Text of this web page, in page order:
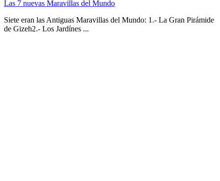
Las 7 nuevas Maravillas del Mundo
Siete eran las Antiguas Maravillas del Mundo: 1.- La Gran Pirámide
de Gizeh2.- Los Jardínes ...